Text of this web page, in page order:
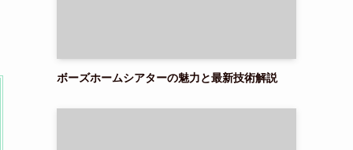
ボーズホームシアターの魅力と最新技術解説